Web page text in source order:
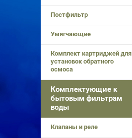
Постфильтр
Умягчающие
Комплект картриджей для
установок обратного
осмоса
Комплектующие к
бытовым фильтрам
воды
Клапаны и реле